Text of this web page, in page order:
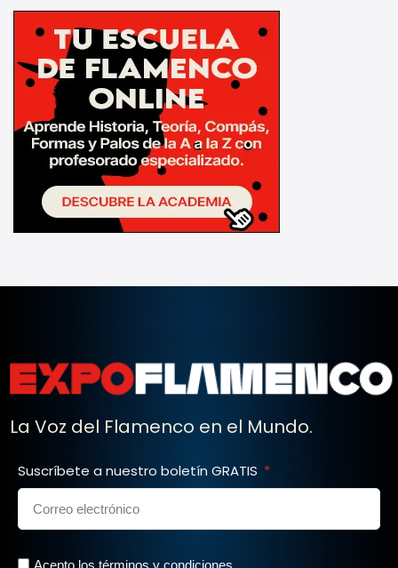
La Voz del Flamenco en el Mundo.
Suscríbete a nuestro boletín GRATIS
Acepto los términos y condiciones.